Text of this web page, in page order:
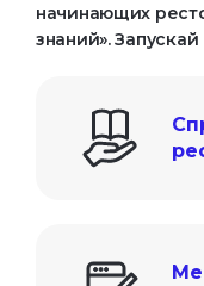
начинающих
знаний».